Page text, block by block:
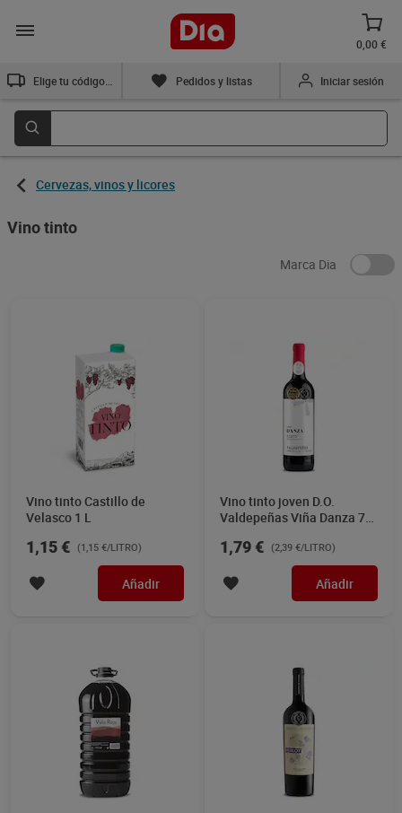
0,00 €
Pedidos y listas Iniciar sesión
Cervezas, vinos y licores
Vino tinto
Marca Dia
Vino tinto Castillo de
Velasco 1 L
1,15 € (1,15 €/LITRO)
Añadir
Vino tinto joven D.O.
Valdepeñas Viña Danza 75
1,79 € (2,39 €/LITRO)
Añadir